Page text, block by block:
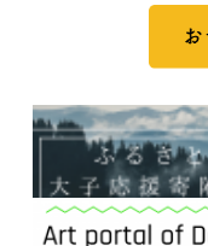
ばらきメシ総選挙
い”推しを見つけろ
2026年8月5日
大子アーティスト
2026年8月5日
「出張ドコモショ